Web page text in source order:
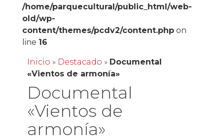
/home/parquecultural/public_html/web-
old/wp-
content/themes/pcdv2/content.phpon
line 16
Inicio » Destacado » Documental
«Vientos de armonía»
Documental
«Vientos de
armonía»